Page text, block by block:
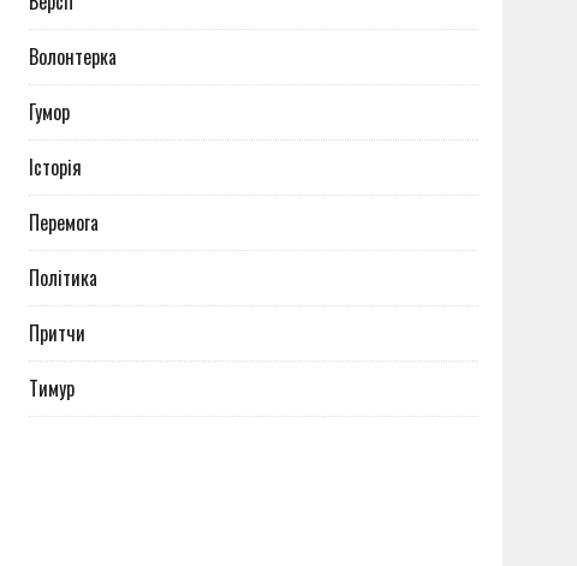
Волонтерка
Гумор
Історія
Перемога
Політика
Притчи
Тимур